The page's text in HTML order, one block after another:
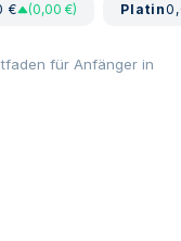
€ (0,00 €) Platin
für Anfänger in